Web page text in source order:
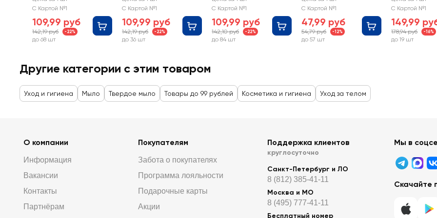
С Картой №1
109,99 руб
142,19 руб -22%
до 68 шт
Ослепительно
С Картой №1
109,99 руб
142,19 руб -22%
до 36 шт
С Картой №1
109,99 руб
142,10 руб -22%
до 84 шт
с экстрактом алоэ
С Картой №1
47,99 руб
54,79 руб -12%
до 57 шт
С Картой №1
149,99
178,94 руб -16%
до 19 шт
Другие категории с этим товаром
Уход и гигиена Мыло Твердое мыло Товары до 99 рублей Косметика и гигиена Уход за телом
О компании
Информация
Вакансии
Контакты
Партнёрам
Покупателям
Забота о покупателях
Программа лояльности
Подарочные карты
Акции
Поддержка клиентов
круглосуточно
Санкт-Петербург и ЛО
8 (812) 385-41-11
Москва и МО
8 (495) 777-41-11
Бесплатный номер
Мы в
Скачайте